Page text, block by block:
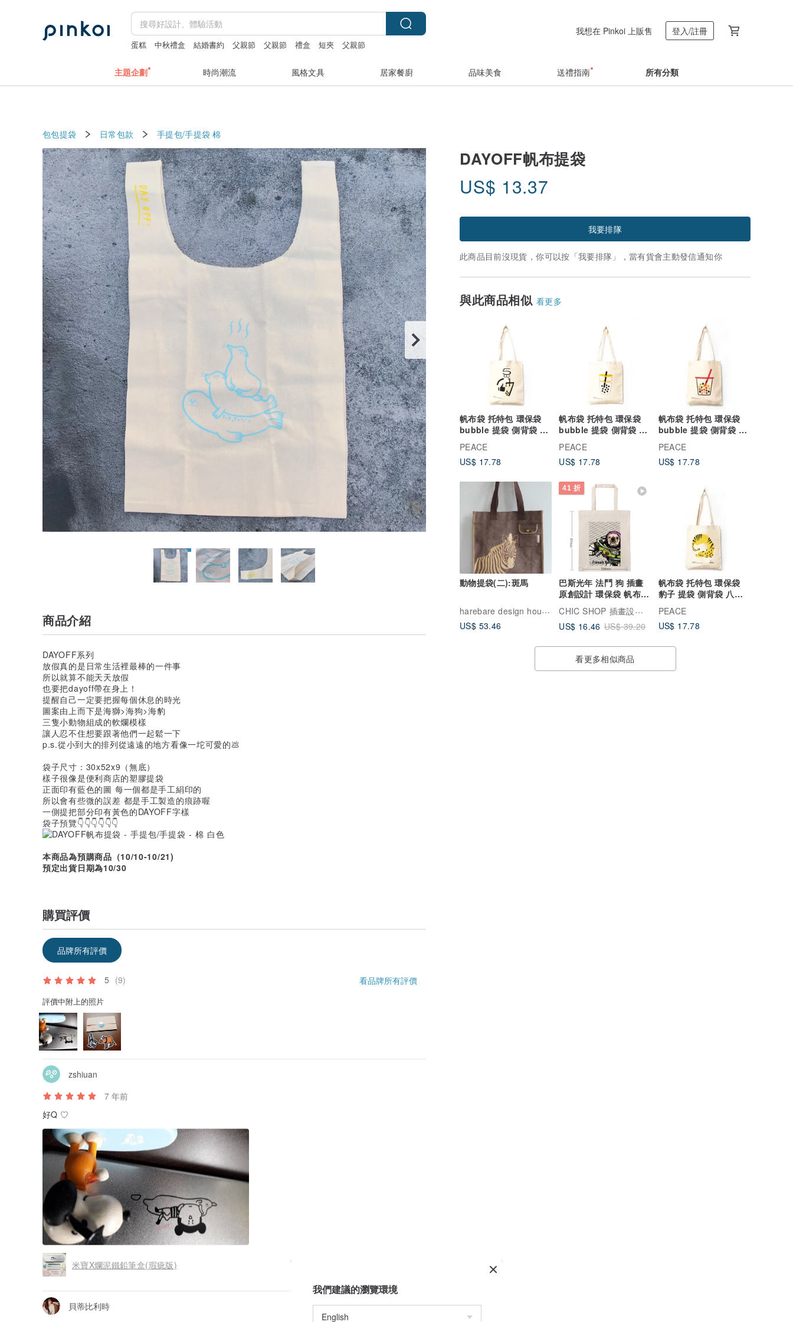
蛋糕 中秋禮盒 結婚書約 父親節 父親節 禮盒 短夾 父親節
我想在 Pinkoi 上販售 登入/註冊
主題企劃 時尚潮流 風格文具 居家餐廚 品味美食 送禮指南 所有分類
包包提袋 日常包款 手提包/手提袋 棉
DAYOFF帆布提袋
US$ 13.37
我要排隊
此商品目前沒現貨，你可以按「我要排隊」，當有貨會主動發信通知你
與此商品相似 看更多
帆布袋 托特包 環保袋
bubble 提袋 側背袋 八
安 台灣 TAIWAN
PEACE
US$ 17.78
帆布袋 托特包 環保袋
bubble 提袋 側背袋 八
安 台灣 TAIWAN
PEACE
US$ 17.78
帆布袋 托特包 環保袋
bubble 提袋 側背袋 八
安 台灣 TAIWAN
PEACE
US$ 17.78
動物提袋(二):斑馬
harebare design house(晴天設計工坊)
US$ 53.46
41 折
巴斯光年 法鬥 狗 插畫
原創設計 環保袋 帆布袋
購物袋 手提袋
CHIC SHOP 插畫設計館
US$ 16.46 US$ 39.20
帆布袋 托特包 環保袋
豹子 提袋 側背袋 八安
台灣 TAIWAN
PEACE
US$ 17.78
看更多相似商品
商品介紹
DAYOFF系列
放假真的是日常生活裡最棒的一件事
所以就算不能天天放假
也要把dayoff帶在身上！
提醒自己一定要把握每個休息的時光
圖案由上而下是海獅>海狗>海豹
三隻小動物組成的軟爛模樣
讓人忍不住想要跟著他們一起鬆一下
p.s.從小到大的排列從遠遠的地方看像一坨可愛的💩
袋子尺寸：30x52x9（無底）
樣子很像是便利商店的塑膠提袋
正面印有藍色的圖 每一個都是手工絹印的
所以會有些微的誤差 都是手工製造的痕跡喔
一側提把部分印有黃色的DAYOFF字樣
袋子預覽👇👇👇👇👇👇
本商品為預購商品（10/10-10/21)
預定出貨日期為10/30
購買評價
品牌所有評價
5 (9) 看品牌所有評價
評價中附上的照片
zshiuan
7 年前
好Q ♡
米寶X爛泥鐵鉛筆盒(瑕疵版)
貝蒂比利時
我們建議的瀏覽環境